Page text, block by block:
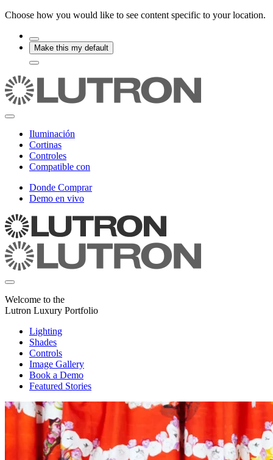
Choose how you would like to see content specific to your location.
Make this my default
Iluminación
Cortinas
Controles
Compatible con
Donde Comprar
Demo en vivo
Welcome to the
Lutron Luxury Portfolio
Lighting
Shades
Controls
Image Gallery
Book a Demo
Featured Stories